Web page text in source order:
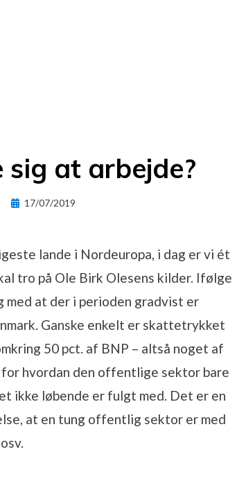
sig at arbejde?
Posted
17/07/2019
lande i Nordeuropa, i dag er vi ét
tro på Ole Birk Olesens kilder. Ifølge
med at der i perioden gradvist er
Ganske enkelt er skattetrykket
50 pct. af BNP – altså noget af
hvordan den offentlige sektor bare
ikke løbende er fulgt med. Det er en
at en tung offentlig sektor er med